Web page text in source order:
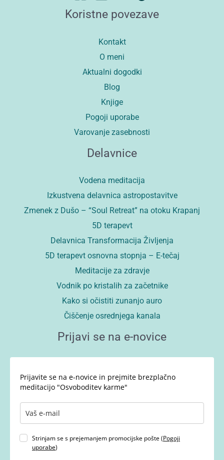
Koristne povezave
Kontakt
O meni
Aktualni dogodki
Blog
Knjige
Pogoji uporabe
Varovanje zasebnosti
Delavnice
Vodena meditacija
Izkustvena delavnica astropostavitve
Zmenek z Dušo – “Soul Retreat” na otoku Krapanj
5D terapevt
Delavnica Transformacija Življenja
5D terapevt osnovna stopnja – E-tečaj
Meditacije za zdravje
Vodnik po kristalih za začetnike
Kako si očistiti zunanjo auro
Čiščenje osrednjega kanala
Prijavi se na e-novice
Prijavite se na e-novice in prejmite brezplačno
meditacijo "Osvoboditev karme"
Strinjam se s prejemanjem promocijske pošte (Pogoji
uporabe)